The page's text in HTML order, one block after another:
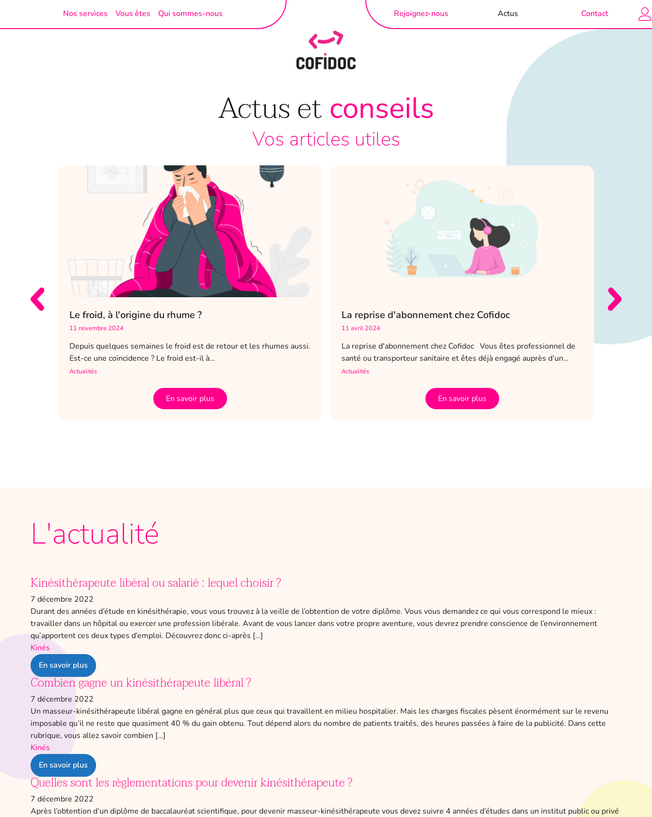
Nos services Vous êtes Qui sommes-nous Rejoignez-nous Actus Contact
Actus et conseils
Vos articles utiles
Le froid, à l'origine du rhume ?
11 novembre 2024
Depuis quelques semaines le froid est de retour et les rhumes aussi.
Est-ce une coïncidence ? Le froid est-il à…
Actualités
En savoir plus
La reprise d'abonnement chez Cofidoc
11 avril 2024
La reprise d'abonnement chez Cofidoc Vous êtes professionnel de
santé ou transporteur sanitaire et êtes déjà engagé auprès d’un…
Actualités
En savoir plus
2 mai 2023
L'actualité
Kinésithérapeute libéral ou salarié : lequel choisir ?
7 décembre 2022
Durant des années d’étude en kinésithérapie, vous vous trouvez à la veille de l’obtention de votre diplôme. Vous vous demandez ce qui vous correspond le mieux :
travailler dans un hôpital ou exercer une profession libérale. Avant de vous lancer dans votre propre aventure, vous devrez prendre conscience de l’environnement
qu’apportent ces deux types d’emploi. Découvrez donc ci-après […]
Kinés
En savoir plus
Combien gagne un kinésithérapeute libéral ?
7 décembre 2022
Un masseur-kinésithérapeute libéral gagne en général plus que ceux qui travaillent en milieu hospitalier. Mais les charges fiscales pèsent énormément sur le revenu
imposable qu’il ne reste que quasiment 40 % du gain obtenu. Tout dépend alors du nombre de patients traités, des heures passées à faire de la publicité. Dans cette
rubrique, vous allez savoir combien […]
Kinés
En savoir plus
Quelles sont les règlementations pour devenir kinésithérapeute ?
7 décembre 2022
Après l’obtention d’un diplôme de baccalauréat scientifique, pour devenir masseur-kinésithérapeute vous devez suivre 4 années d’études dans un institut public ou privé